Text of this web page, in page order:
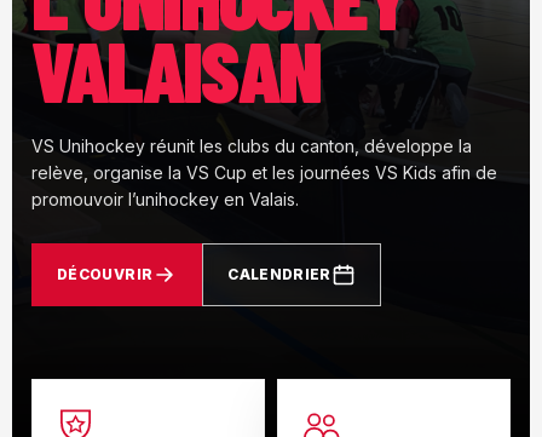
VALAISAN
VS Unihockey réunit les clubs du canton, développe la
relève, organise la VS Cup et les journées VS Kids afin de
promouvoir l’unihockey en Valais.
DÉCOUVRIR CALENDRIER